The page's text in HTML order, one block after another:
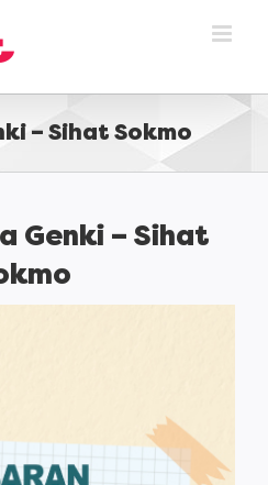
– Sihat Sokmo
Genki – Sihat